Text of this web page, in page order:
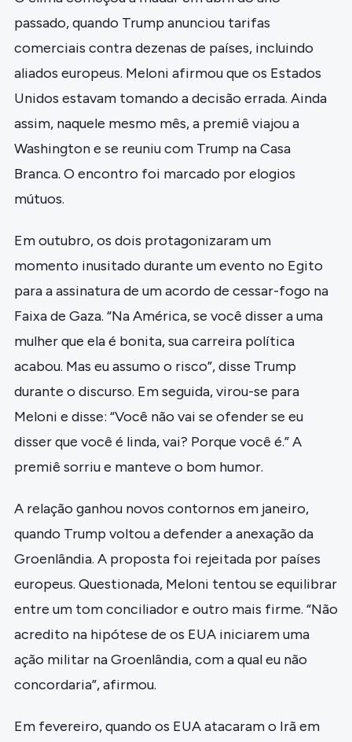
passado, quando Trump anunciou tarifas
comerciais contra dezenas de países, incluindo
aliados europeus. Meloni afirmou que os Estados
Unidos estavam tomando a decisão errada. Ainda
assim, naquele mesmo mês, a premiê viajou a
Washington e se reuniu com Trump na Casa
Branca. O encontro foi marcado por elogios
mútuos.
Em outubro, os dois protagonizaram um
momento inusitado durante um evento no Egito
para a assinatura de um acordo de cessar-fogo na
Faixa de Gaza. “Na América, se você disser a uma
mulher que ela é bonita, sua carreira política
acabou. Mas eu assumo o risco”, disse Trump
durante o discurso. Em seguida, virou-se para
Meloni e disse: “Você não vai se ofender se eu
disser que você é linda, vai? Porque você é.” A
premiê sorriu e manteve o bom humor.
A relação ganhou novos contornos em janeiro,
quando Trump voltou a defender a anexação da
Groenlândia. A proposta foi rejeitada por países
europeus. Questionada, Meloni tentou se equilibrar
entre um tom conciliador e outro mais firme. “Não
acredito na hipótese de os EUA iniciarem uma
ação militar na Groenlândia, com a qual eu não
concordaria”, afirmou.
Em fevereiro, quando os EUA atacaram o Irã em